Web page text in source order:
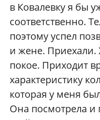
в Ковалевку я бы
соответственно.
поэтому успел
и жене.
покое. Приходит
характеристику
которая у меня
Она посмотрела и